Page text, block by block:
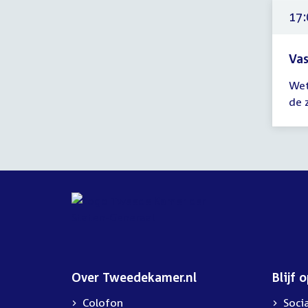
uur
-
de
Over Tweedekamer.nl
Colofon
Blijf